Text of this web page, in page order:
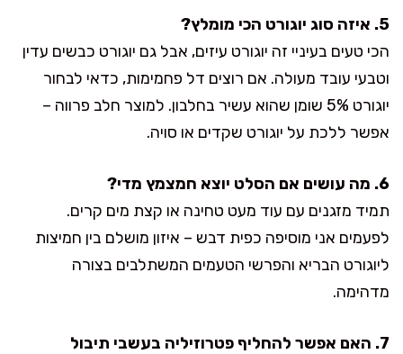
5. איזה סוג יוגורט הכי מומלץ?
הכי טעים בעיניי זה יוגורט עיזים, אבל גם יוגורט כבשים עדין
וטבעי עובד מעולה. אם רוצים דל פחמימות, כדאי לבחור
יוגורט 5% שומן שהוא עשיר בחלבון. למוצר חלב פרווה –
אפשר ללכת על יוגורט שקדים או סויה.
6. מה עושים אם הסלט יוצא חמצמץ מדי?
תמיד מזגנים עם עוד מעט טחינה או קצת מים קרים.
לפעמים אני מוסיפה כפית דבש – איזון מושלם בין חמיצות
ליוגורט הבריא והפרשי הטעמים המשתלבים בצורה
מדהימה.
7. האם אפשר להחליף פטרוזיליה בעשבי תיבול